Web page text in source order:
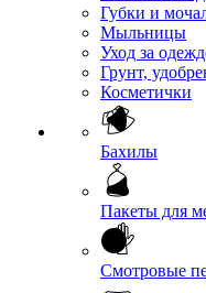
Губки и
Мыльницы
Уход за
Грунт,
Косметички
Бахилы
Пакеты для
Смотровые